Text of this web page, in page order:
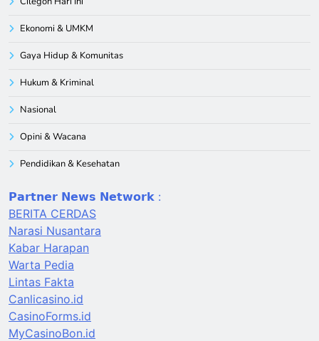
Ekonomi & UMKM
Gaya Hidup & Komunitas
Hukum & Kriminal
Nasional
Opini & Wacana
Pendidikan & Kesehatan
𝗣𝗮𝗿𝘁𝗻𝗲𝗿 𝗡𝗲𝘄𝘀 𝗡𝗲𝘁𝘄𝗼𝗿𝗸 :
BERITA CERDAS
Narasi Nusantara
Kabar Harapan
Warta Pedia
Lintas Fakta
Canlicasino.id
CasinoForms.id
MyCasinoBon.id